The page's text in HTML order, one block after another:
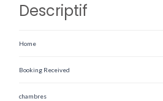
Descriptif
Home
Booking Received
chambres